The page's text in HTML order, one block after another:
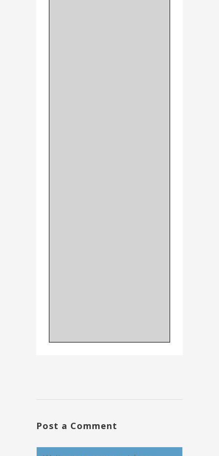
Post a Comment